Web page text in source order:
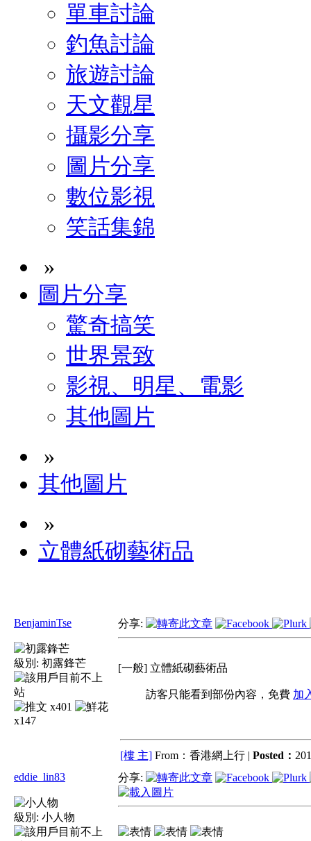
單車討論
釣魚討論
旅遊討論
天文觀星
攝影分享
圖片分享
數位影視
笑話集錦
»
圖片分享
驚奇搞笑
世界景致
影視、明星、電影
其他圖片
»
其他圖片
»
立體紙砌藝術品
BenjaminTse
級別: 初露鋒芒
x401
x147
分享:
[一般] 立體紙砌藝術品
訪客只能看到部份內容，免費 加
[樓 主] From：香港網上行 | Posted：
eddie_lin83
級別: 小人物
分享: